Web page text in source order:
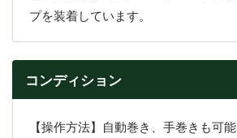
プを装着しています。
コンディション
【操作方法】自動巻き、手巻きも可